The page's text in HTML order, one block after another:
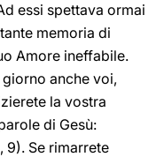
essi spettava ormai
memoria di
Amore ineffabile.
anche voi,
la vostra
di Gesù:
9). Se rimarrete